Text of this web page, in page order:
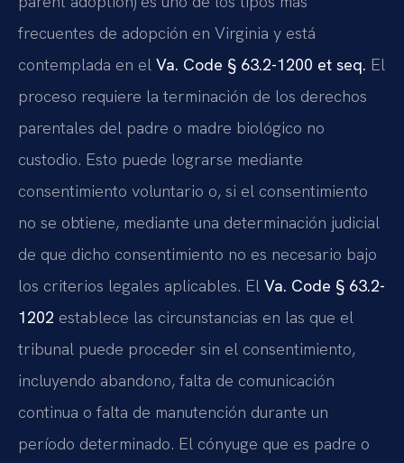
frecuentes de adopción en Virginia y está
contemplada en el Va. Code § 63.2-1200 et seq. El
proceso requiere la terminación de los derechos
parentales del padre o madre biológico no
custodio. Esto puede lograrse mediante
consentimiento voluntario o, si el consentimiento
no se obtiene, mediante una determinación judicial
de que dicho consentimiento no es necesario bajo
los criterios legales aplicables. El Va. Code § 63.2-
1202 establece las circunstancias en las que el
tribunal puede proceder sin el consentimiento,
incluyendo abandono, falta de comunicación
continua o falta de manutención durante un
período determinado. El cónyuge que es padre o